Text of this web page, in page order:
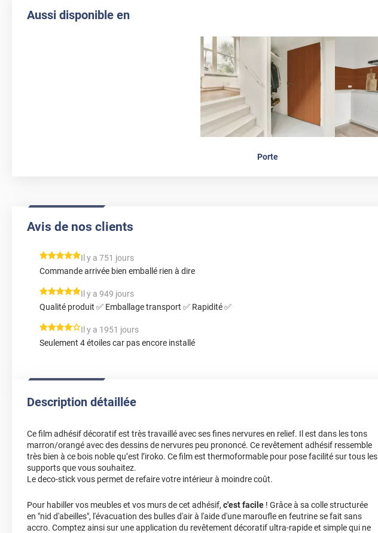
Aussi disponible en
Porte
Avis de nos clients
*****
Il y a 751 jours
Commande arrivée bien emballé rien à dire
*****
Il y a 949 jours
Qualité produit ✅ Emballage transport ✅ Rapidité ✅
*****Il y a 1951 jours
Seulement 4 étoiles car pas encore installé
Description détaillée
Ce film adhésif décoratif est très travaillé avec ses fines nervures en relief. Il est dans les tons
marron/orangé avec des dessins de nervures peu prononcé. Ce revêtement adhésif ressemble
très bien à ce bois noble qu’est l’iroko. Ce film est thermoformable pour pose facilité sur tous les
supports que vous souhaitez.
Le deco-stick vous permet de refaire votre intérieur à moindre coût.
Pour habiller vos meubles et vos murs de cet adhésif, c'est facile ! Grâce à sa colle structurée
en "nid d'abeilles", l'évacuation des bulles d'air à l'aide d'une maroufle en feutrine se fait sans
accro. Comptez ainsi sur une application du revêtement décoratif ultra-rapide et simple qui ne